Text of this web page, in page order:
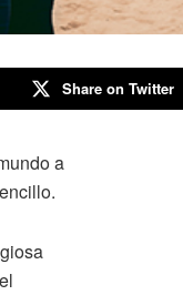
Share on Twitter
a